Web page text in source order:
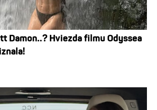
Damon..? Hviezda filmu Odyssea